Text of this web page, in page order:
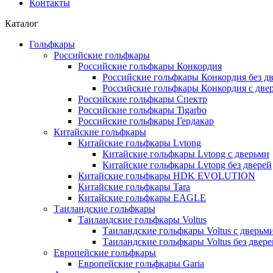
Контакты
Каталог
Гольфкары
Российские гольфкары
Российские гольфкары Конкордия
Российские гольфкары Конкордия без
Российские гольфкары Конкордия с
Российские гольфкары Спектр
Российские гольфкары Tigarbo
Российские гольфкары Гердакар
Китайские гольфкары
Китайские гольфкары Lvtong
Китайские гольфкары Lvtong с дверьми
Китайские гольфкары Lvtong без дверей
Китайские гольфкары HDK EVOLUTION
Китайские гольфкары Tara
Китайские гольфкары EAGLE
Таиландские гольфкары
Таиландские гольфкары Voltus
Таиландские гольфкары Voltus с
Таиландские гольфкары Voltus без
Европейские гольфкары
Европейские гольфкары Garia